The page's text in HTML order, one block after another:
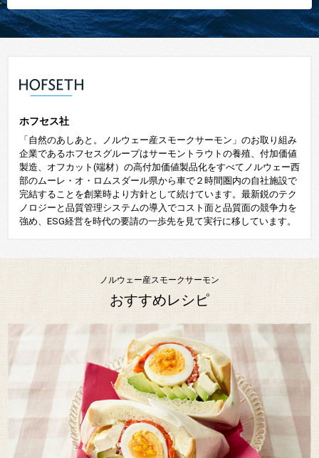
ホフセス社
「自然のあしあと。ノルウェー産スモークサーモン」のお取り組み
企業であるホフセスグループはサーモントラウトの養殖、付加価値
製造、オフカット(端材）の高付加価値製品化をすべてノルウェー西
部のムーレ・オ・ロムスダール県から車で２時間圏内の自社施設で
完結することを創業時より方針として続けています。最新鋭のテク
ノロジーと品質管理システムの導入でコスト面と品質面の競争力を
強め、ESG経営を時代の要請の一歩先を見て実行に移しています。
ノルウェー産スモークサーモン
おすすめレシピ